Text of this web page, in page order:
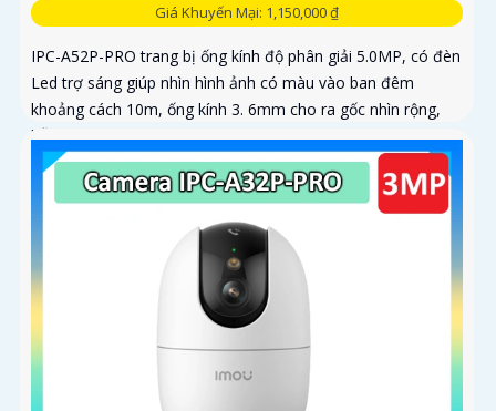
Giá Khuyến Mại: 1,150,000 ₫
IPC-A52P-PRO trang bị ống kính độ phân giải 5.0MP, có đèn
Led trợ sáng giúp nhìn hình ảnh có màu vào ban đêm
khoảng cách 10m, ống kính 3. 6mm cho ra gốc nhìn rộng,
hỗ trợ công...